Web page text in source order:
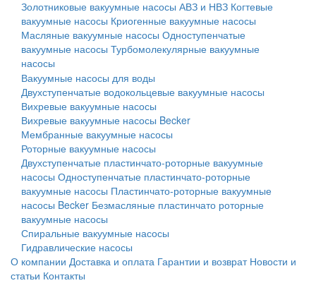
Золотниковые вакуумные насосы АВЗ и НВЗ Когтевые
вакуумные насосы Криогенные вакуумные насосы
Масляные вакуумные насосы Одноступенчатые
вакуумные насосы Турбомолекулярные вакуумные
насосы
Вакуумные насосы для воды
Двухступенчатые водокольцевые вакуумные насосы
Вихревые вакуумные насосы
Вихревые вакуумные насосы Becker
Мембранные вакуумные насосы
Роторные вакуумные насосы
Двухступенчатые пластинчато-роторные вакуумные
насосы Одноступенчатые пластинчато-роторные
вакуумные насосы Пластинчато-роторные вакуумные
насосы Becker Безмасляные пластинчато роторные
вакуумные насосы
Спиральные вакуумные насосы
Гидравлические насосы
О компании Доставка и оплата Гарантии и возврат Новости и
статьи Контакты